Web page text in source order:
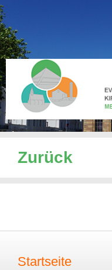
Zurück
Startseite